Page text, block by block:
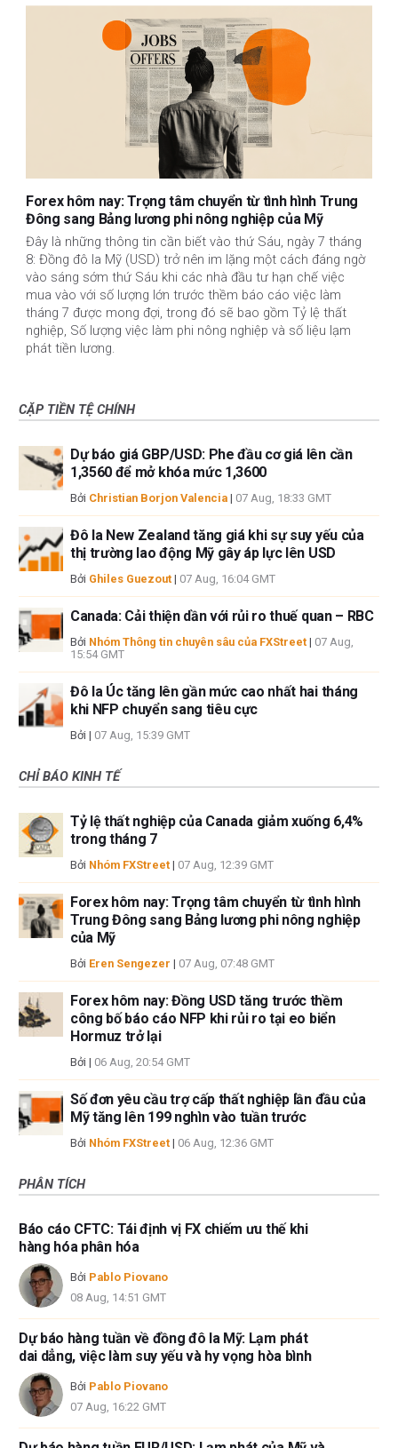
Forex hôm nay: Trọng tâm chuyển từ tình hình Trung
Đông sang Bảng lương phi nông nghiệp của Mỹ
Đây là những thông tin cần biết vào thứ Sáu, ngày 7 tháng
8: Đồng đô la Mỹ (USD) trở nên im lặng một cách đáng ngờ
vào sáng sớm thứ Sáu khi các nhà đầu tư hạn chế việc
mua vào với số lượng lớn trước thềm báo cáo việc làm
tháng 7 được mong đợi, trong đó sẽ bao gồm Tỷ lệ thất
nghiệp, Số lượng việc làm phi nông nghiệp và số liệu lạm
phát tiền lương.
CẶP TIỀN TỆ CHÍNH
Dự báo giá GBP/USD: Phe đầu cơ giá lên cần
1,3560 để mở khóa mức 1,3600
Bởi Christian Borjon Valencia | 07 Aug, 18:33 GMT
Đô la New Zealand tăng giá khi sự suy yếu của
thị trường lao động Mỹ gây áp lực lên USD
Bởi Ghiles Guezout | 07 Aug, 16:04 GMT
Canada: Cải thiện dần với rủi ro thuế quan – RBC
Bởi Nhóm Thông tin chuyên sâu của FXStreet | 07 Aug,
15:54 GMT
Đô la Úc tăng lên gần mức cao nhất hai tháng
khi NFP chuyển sang tiêu cực
Bởi | 07 Aug, 15:39 GMT
CHỈ BÁO KINH TẾ
Tỷ lệ thất nghiệp của Canada giảm xuống 6,4%
trong tháng 7
Bởi Nhóm FXStreet | 07 Aug, 12:39 GMT
Forex hôm nay: Trọng tâm chuyển từ tình hình
Trung Đông sang Bảng lương phi nông nghiệp
của Mỹ
Bởi Eren Sengezer | 07 Aug, 07:48 GMT
Forex hôm nay: Đồng USD tăng trước thềm
công bố báo cáo NFP khi rủi ro tại eo biển
Hormuz trở lại
Bởi | 06 Aug, 20:54 GMT
Số đơn yêu cầu trợ cấp thất nghiệp lần đầu của
Mỹ tăng lên 199 nghìn vào tuần trước
Bởi Nhóm FXStreet | 06 Aug, 12:36 GMT
PHÂN TÍCH
Báo cáo CFTC: Tái định vị FX chiếm ưu thế khi
hàng hóa phân hóa
Bởi Pablo Piovano
08 Aug, 14:51 GMT
Dự báo hàng tuần về đồng đô la Mỹ: Lạm phát
dai dẳng, việc làm suy yếu và hy vọng hòa bình
Bởi Pablo Piovano
07 Aug, 16:22 GMT